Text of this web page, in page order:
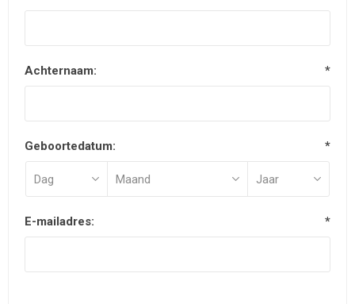
Achternaam: *
Geboortedatum: *
E-mailadres: *